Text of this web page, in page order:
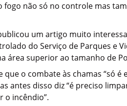
não só no controle mas
um artigo muito
do Serviço de Parques e
área superior ao tamanho de
que o combate às chamas “só
antes disso diz “é preciso
o incêndio”.